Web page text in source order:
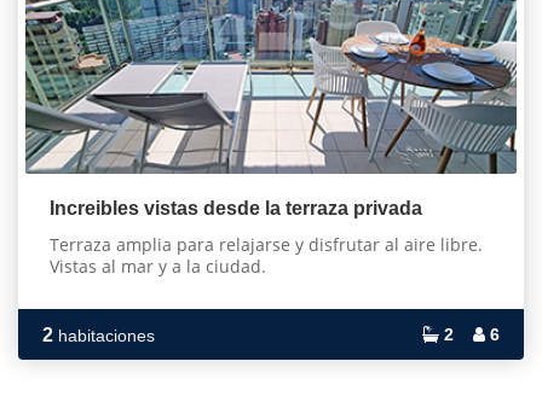
Increibles vistas desde la terraza privada
Terraza amplia para relajarse y disfrutar al aire libre.
Vistas al mar y a la ciudad.
2 habitaciones 2 6